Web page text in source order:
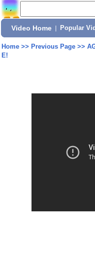
Video Home Popular
Home>> Previous Page>>
E!